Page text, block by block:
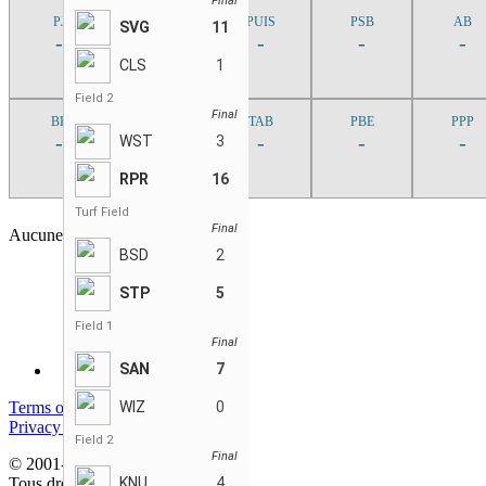
SVG 11
CLS 1
Field 2
Final
WST 3
RPR 16
Turf Field
Final
BSD 2
STP 5
Field 1
Final
SAN 7
WIZ 0
Field 2
Final
PJ
-
MOY PUIS
-
PSB
-
AB
-
BB
-
TAB
-
PBE
-
PPP
-
Aucune partie trouvée
Terms of service
Privacy policy
© 2001-2026 StatsEnLigne.com